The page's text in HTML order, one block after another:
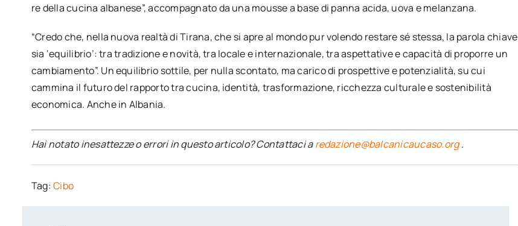
re della cucina albanese”, accompagnato da una mousse a base di panna acida, uova e melanzana.
“Credo che, nella nuova realtà di Tirana, che si apre al mondo pur volendo restare sé stessa, la parola chiave
sia ‘equilibrio’: tra tradizione e novità, tra locale e internazionale, tra aspettative e capacità di proporre un
cambiamento”. Un equilibrio sottile, per nulla scontato, ma carico di prospettive e potenzialità, su cui
cammina il futuro del rapporto tra cucina, identità, trasformazione, ricchezza culturale e sostenibilità
economica. Anche in Albania.
Hai notato inesattezze o errori in questo articolo? Contattaci aredazione@balcanicaucaso.org.
Tag:Cibo